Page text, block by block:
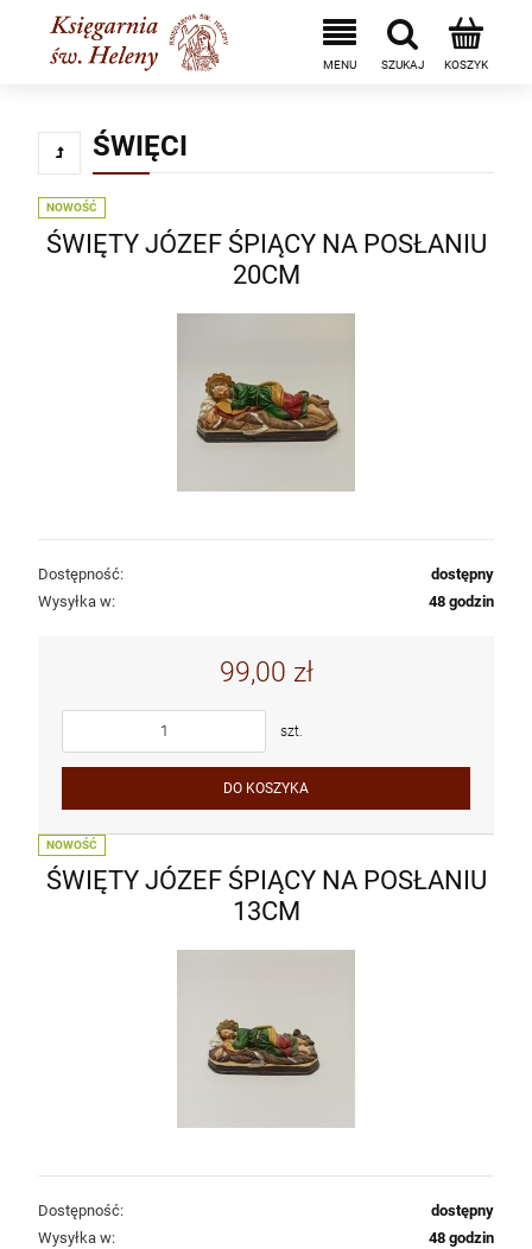
ŚWIĘCI
ŚWIĘTY JÓZEF ŚPIĄCY NA POSŁANIU
20CM
Dostępność:
dostępny
Wysyłka w:
48 godzin
99,00 zł
szt.
DO KOSZYKA
NOWOŚĆ
ŚWIĘTY JÓZEF ŚPIĄCY NA POSŁANIU
13CM
Dostępność:
dostępny
Wysyłka w:
48 godzin
NOWOŚĆ